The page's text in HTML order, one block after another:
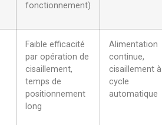
fonctionnement)
Faible efficacité
par opération de
cisaillement,
temps de
positionnement
long
Alimentation
continue,
cisaillement à
cycle
automatique